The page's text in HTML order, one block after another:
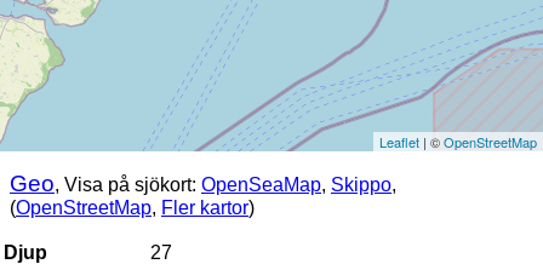
Leaflet | ©OpenStreetMap
Geo, Visa på sjökort: OpenSeaMap, Skippo,
(OpenStreetMap, Fler kartor)
Djup
27